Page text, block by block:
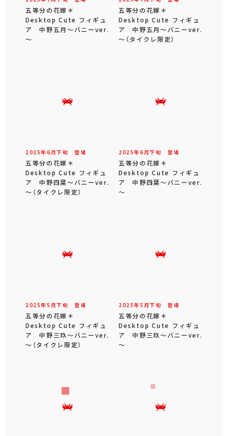
五等分の花嫁＊
Desktop Cute フィギュ
ア 中野五月～バニーver.
～
五等分の花嫁＊
Desktop Cute フィギュ
ア 中野五月～バニーver.
～（タイクレ限定）
2025年6 月下旬 登場
五等分の花嫁＊
Desktop Cute フィギュ
ア 中野四葉～バニーver.
～（タイクレ限定）
2025年6 月下旬 登場
五等分の花嫁＊
Desktop Cute フィギュ
ア 中野四葉～バニーver.
～
2025年5 月下旬 登場
五等分の花嫁＊
Desktop Cute フィギュ
ア 中野三玖～バニーver.
～（タイクレ限定）
2025年5 月下旬 登場
五等分の花嫁＊
Desktop Cute フィギュ
ア 中野三玖～バニーver.
～